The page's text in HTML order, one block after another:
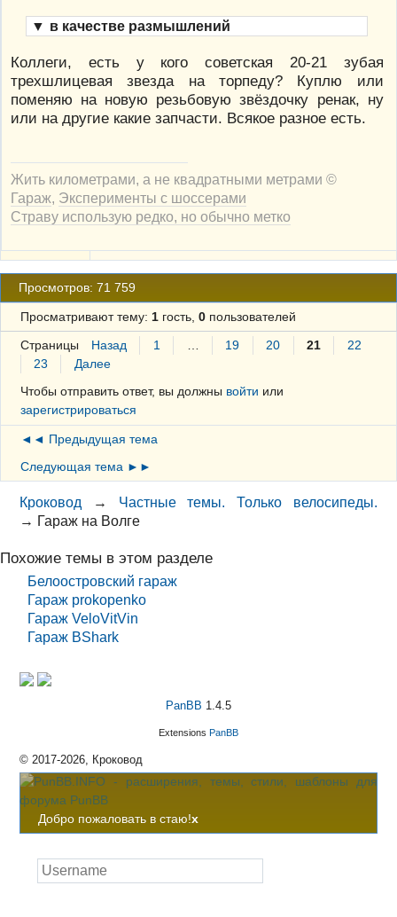
▼ в качестве размышлений
Коллеги, есть у кого советская 20-21 зубая
трехшлицевая звезда на торпеду? Куплю или
поменяю на новую резьбовую звёздочку ренак, ну
или на другие какие запчасти. Всякое разное есть.
Жить километрами, а не квадратными метрами ©
Гараж, Эксперименты с шоссерами
Страву использую редко, но обычно метко
Просмотров: 71 759
Просматривают тему: 1гость, 0пользователей
Страницы Назад 1 … 19 20 21
22
23
Далее
Чтобы отправить ответ, вы должны войти или
зарегистрироваться
◄◄ Предыдущая тема
Следующая тема ►►
Кроковод → Частные темы. Только велосипеды.
→ Гараж на Волге
Похожие темы в этом разделе
Белоостровский гараж
Гараж prokopenko
Гараж VeloVitVin
Гараж BShark
PanBB 1.4.5
Extensions PanBB
© 2017-2026, Кроковод
Добро пожаловать в стаю!x